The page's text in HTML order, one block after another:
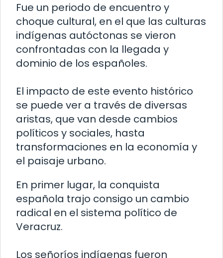
Fue un periodo de encuentro y
choque cultural, en el que las culturas
indígenas autóctonas se vieron
confrontadas con la llegada y
dominio de los españoles.
El impacto de este evento histórico
se puede ver a través de diversas
aristas, que van desde cambios
políticos y sociales, hasta
transformaciones en la economía y
el paisaje urbano.
En primer lugar, la conquista
española trajo consigo un cambio
radical en el sistema político de
Veracruz.
Los señoríos indígenas fueron